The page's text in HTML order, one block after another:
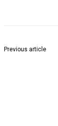
Previous article